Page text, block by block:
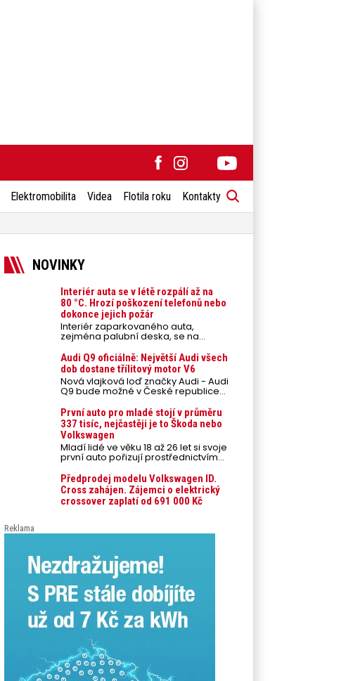
Elektromobilita Videa Flotila roku Kontakty
NOVINKY
Interiér auta se v létě rozpálí až na
80 °C. Hrozí poškození telefonů nebo
dokonce jejich požár
Interiér zaparkovaného auta,
zejména palubní deska, se na
přímém slunci může během letních
veder rozpálit až na 80 °C. Takové
teploty představují nebezpečí pro
odložené mobilní telefony,
powerbanky nebo notebooky. Můžou
urychlit stárnutí baterií, poškodit
případech i zvýšit riziko požáru.
Audi Q9 oficiálně: Největší Audi všech
dob dostane třílitový motor V6
Nová vlajková loď značky Audi - Audi
Q9 bude možné v České republice
objednávat od prvního srpnového
týdne 2026, kde budou oznámeny
také české ceny.
První auto pro mladé stojí v průměru
337 tisíc, nejčastěji je to Škoda nebo
Volkswagen
Mladí lidé ve věku 18 až 26 let si svoje
první auto pořizují prostřednictvím
úvěrového financování jako ojeté. Je
to tak u 93,3 % lidí, jen 6,7 % si pořídí
nové auto. Průměrná pořizovací
cena vozu dosahuje 337 tisíc korun a
průměrná financovaná částka
posledních 10 let (2016–2026).
Předprodej modelu Volkswagen ID.
Cross zahájen. Zájemci o elektrický
crossover zaplatí od 691 000 Kč
Reklama